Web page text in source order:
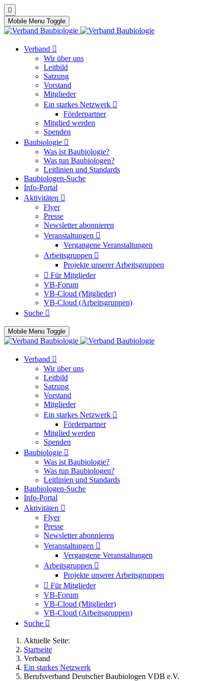
Mobile Menu Toggle
Verband
Wir über uns
Leitbild
Satzung
Vorstand
Mitglieder
Ein starkes Netzwerk
Förderpartner
Mitglied werden
Spenden
Baubiologie
Was ist Baubiologie?
Was tun Baubiologen?
Leitlinien und Standards
Baubiologen-Suche
Info-Portal
Aktivitäten
Flyer
Presse
Newsletter abonnieren
Veranstaltungen
Vergangene Veranstaltungen
Arbeitsgruppen
Projekte unserer Arbeitsgruppen
Für Mitglieder
VB-Forum
VB-Cloud (Mitglieder)
VB-Cloud (Arbeitsgruppen)
Suche
Mobile Menu Toggle
Verband
Wir über uns
Leitbild
Satzung
Vorstand
Mitglieder
Ein starkes Netzwerk
Förderpartner
Mitglied werden
Spenden
Baubiologie
Was ist Baubiologie?
Was tun Baubiologen?
Leitlinien und Standards
Baubiologen-Suche
Info-Portal
Aktivitäten
Flyer
Presse
Newsletter abonnieren
Veranstaltungen
Vergangene Veranstaltungen
Arbeitsgruppen
Projekte unserer Arbeitsgruppen
Für Mitglieder
VB-Forum
VB-Cloud (Mitglieder)
VB-Cloud (Arbeitsgruppen)
Suche
Aktuelle Seite:
Startseite
Verband
Ein starkes Netzwerk
Berufsverband Deutscher Baubiologen VDB e.V.